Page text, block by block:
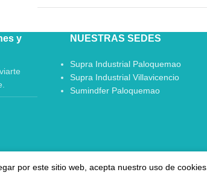
y
NUESTRAS SEDES
Supra Industrial Paloquemao
Supra Industrial Villavicencio
Sumindfer Paloquemao
por este sitio web, acepta nuestro uso de cookies.